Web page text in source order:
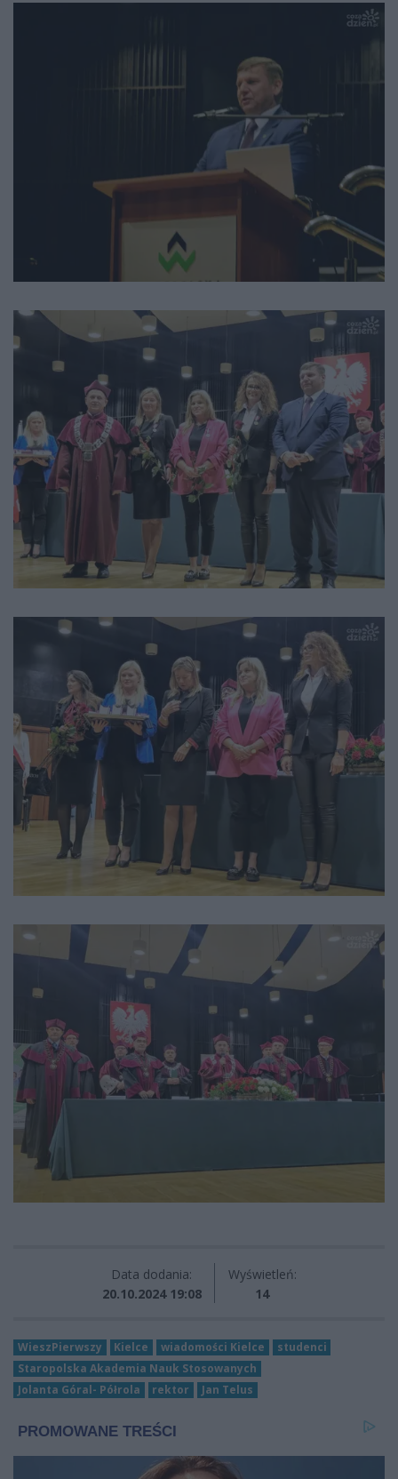
Data dodania:
20.10.2024 19:08
Wyświetleń:
14
WieszPierwszy Kielce wiadomości Kielce
studenci
Staropolska Akademia Nauk Stosowanych
Jolanta Góral- Półrola
rektor Jan Telus